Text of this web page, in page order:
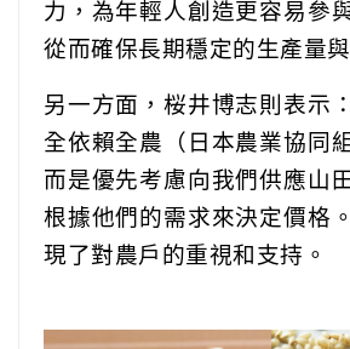
力，為年輕人創造更容易參
從而確保長期穩定的生產量
另一方面，桜井博志則表示
全依賴全農（日本農業協同
而是優先考慮向我們供應山
根據他們的需求來決定價格
現了對農戶的重視和支持。